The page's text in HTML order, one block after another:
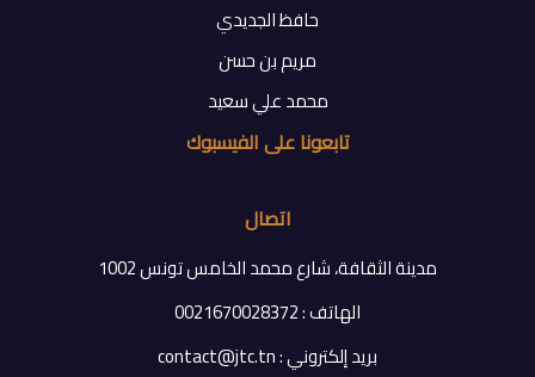
حافظ الجديدي
مريم بن حسن
محمد علي سعيد
تابعونا على الفيسبوك
اتصال
مدينة الثقافة، شارع محمد الخامس تونس 1002
الهاتف : 0021670028372
بريد إلكتروني : contact@jtc.tn